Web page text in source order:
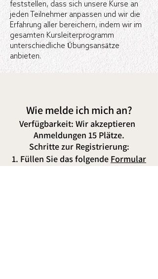
feststellen, dass sich unsere Kurse an
jeden Teilnehmer anpassen und wir die
Erfahrung aller bereichern, indem wir im
gesamten Kursleiterprogramm
unterschiedliche Übungsansätze
anbieten.
Wie melde ich mich an?
Verfügbarkeit: Wir akzeptieren
Anmeldungen 15 Plätze.
Schritte zur Registrierung:
1. Füllen Sie das folgende Formular